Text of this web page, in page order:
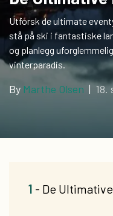
Utforsk de ultimate
stå på ski i fantastiske
og planlegg
vinterparadis.
By Marthe Olsen | 18.
1 - De